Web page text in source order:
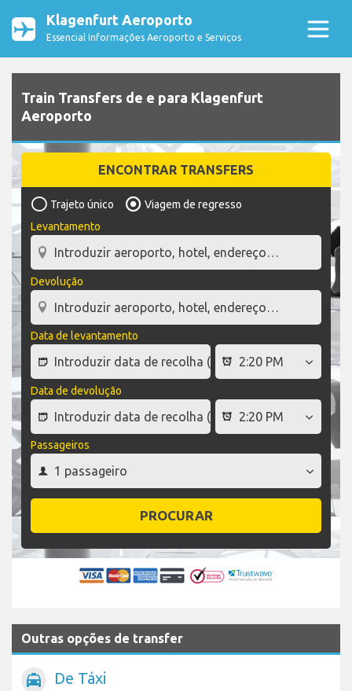
Klagenfurt Aeroporto
Essencial Informações Aeroporto e Serviços
Train Transfers de e para Klagenfurt
Aeroporto
ENCONTRAR TRANSFERS
Trajeto único
Viagem de regresso
Levantamento
Devolução
Data de levantamento
Data de devolução
Passageiros
PROCURAR
Outras opções de transfer
local_taxi De Táxi